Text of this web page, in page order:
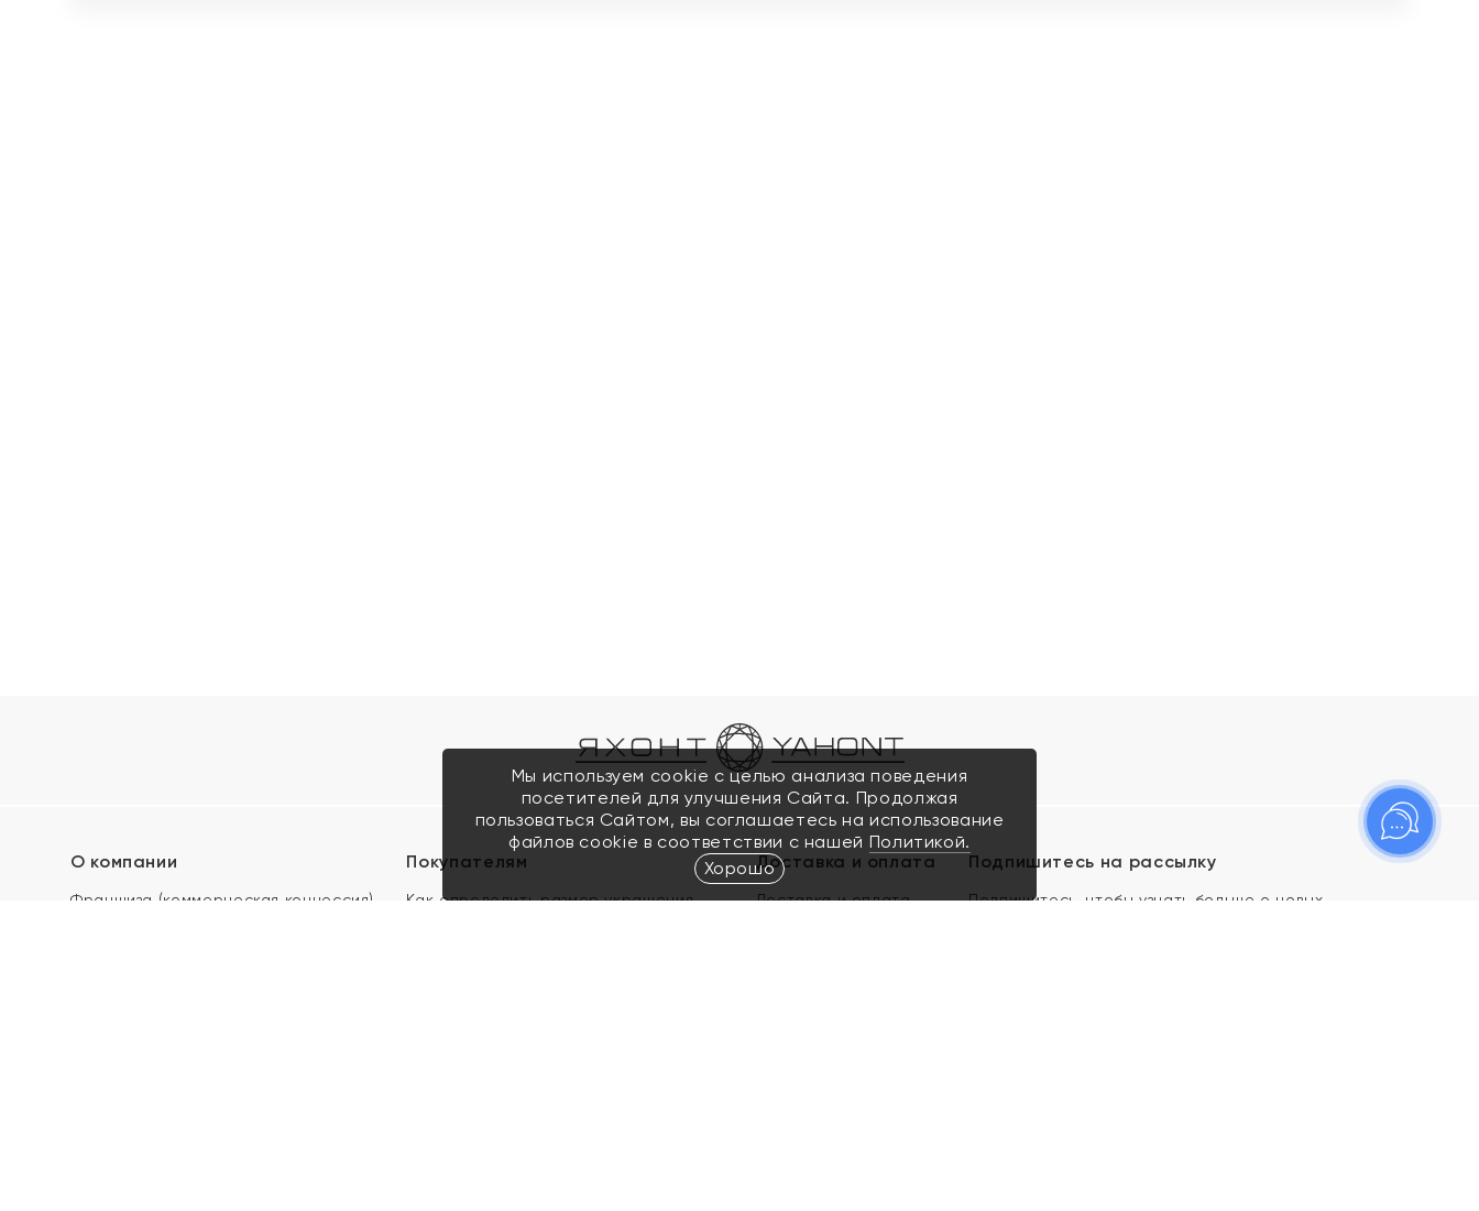
О компании
Франшиза (коммерческая концессия)
Покупателям
Как определить размер украшения
Доставка и оплата
Доставка и оплата
Подпишитесь на рассылку
Подпишитесь, чтобы узнать больше о новых
Мы используем cookie с целью анализа поведения
посетителей для улучшения Сайта. Продолжая
пользоваться Сайтом, вы соглашаетесь на использование
файлов cookie в соответствии с нашей Политикой.
Хорошо